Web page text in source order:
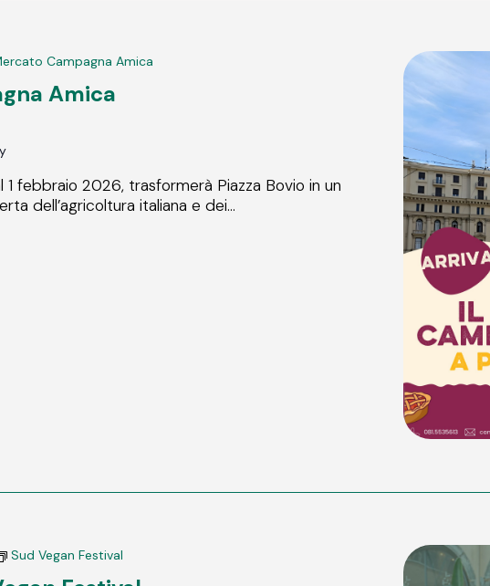
Amica
Campagna Amica
1 febbraio 2026, trasformerà Piazza Bovio in un
dell’agricoltura italiana e dei...
Sud Vegan Festival